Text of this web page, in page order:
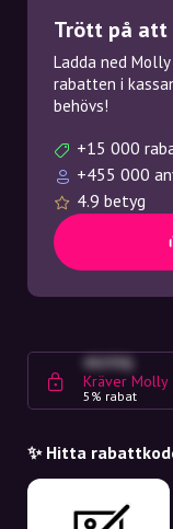
Trött på att
Ladda ned
rabatten i
behövs!
+15 000
+455 000
4.9 betyg
4G23SQ
Kräver Molly
5% rabat
✨ Hitta